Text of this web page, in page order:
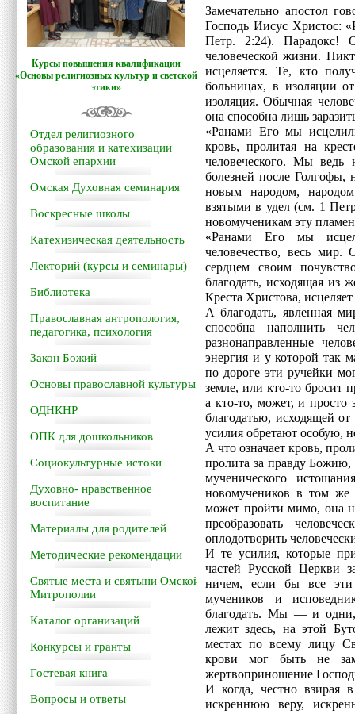
Курсы повышения квалификации
«Основы религиозных культур и светской
этики»
Отдел религиозного
образования и катехизации
Омской епархии
Омская Духовная семинария
Воскресные школы
Катехизическая деятельность
Лекторий (курсы и семинары)
Библиотека
Православная антропология,
педагогика, психология
Закон Божий
Основы православной культуры
ОДНКНР
ОПК для дошкольников
Социокультурные истоки
Духовно- нравственное
воспитание
Материалы для родителей
Методические рекомендации
Святые места и святыни Омской
Митрополии
Каталог организаций
Конкурсы и гранты
Гостевая книга
Вопросы и ответы
Замечательно апостол
Господь Иисус Христос:
Петр. 2:24). Парадокс!
человеческой жизни.
исцеляется. Те, кто
больницах, в изоляции
изоляция. Обычная
она способна лишь
«Ранами Его мы
кровь, пролитая на
человеческого. Мы ведь
болезней после
новым народом,
взятыми в удел (см. 1
новомученикам эту
«Ранами Его мы
человечество, весь
сердцем своим
благодать, исходящая из
Креста Христова,
А благодать, явленная
способна наполнить
разнонаправленные
энергия и у которой так
по дороге эти ручейки
земле, или кто-то бросит
а кто-то, может, и просто
благодатью, исходящей
усилия обретают особую,
А что означает кровь,
пролита за правду
мученического
новомучеников в том
может пройти мимо, она
преобразовать
оплодотворить
И те усилия, которые
частей Русской Церкви
ничем, если бы все
мучеников и
благодать. Мы — и
лежит здесь, на этой
местах по всему лицу
крови мог быть не
жертвоприношение
И когда, честно взирая
искреннюю веру,